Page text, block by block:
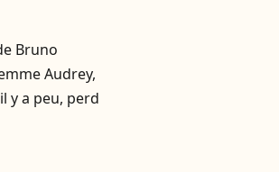
la
Bruno
Audrey,
y a peu, perd